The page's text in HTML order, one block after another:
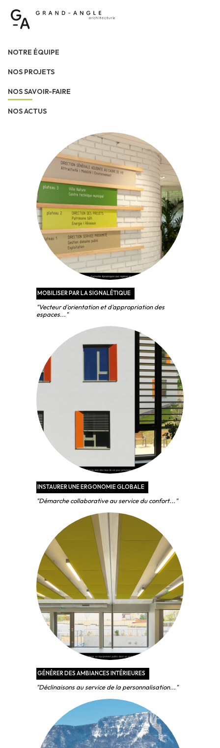
NOTRE ÉQUIPE
NOS PROJETS
NOS SAVOIR-FAIRE
NOS ACTUS
MOBILISER PAR LA SIGNALÉTIQUE
"Vecteur d'orientation et d'appropriation des
espaces..."
INSTAURER UNE ERGONOMIE GLOBALE
"Démarche collaborative au service du confort..."
GÉNÉRER DES AMBIANCES INTÉRIEURES
"Déclinaisons au service de la personnalisation..."